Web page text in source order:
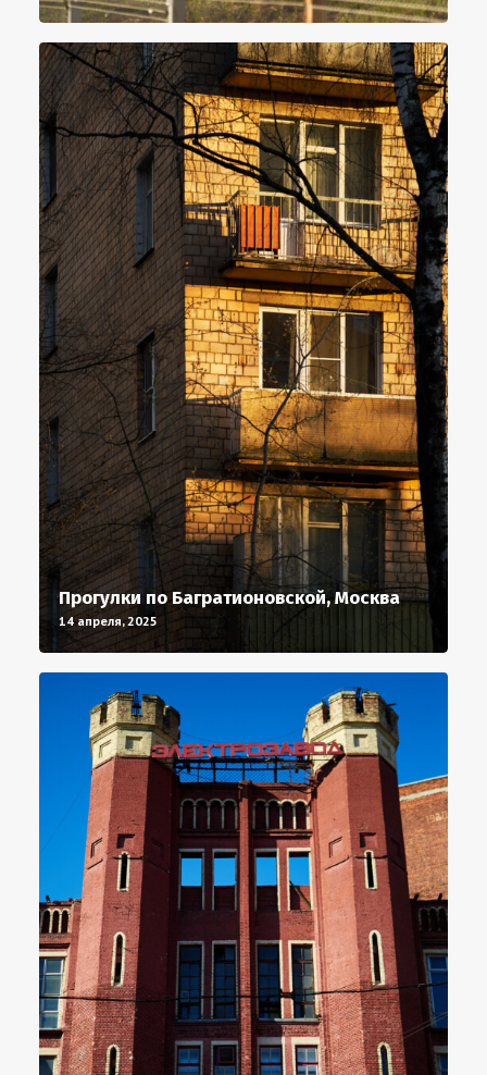
Прогулки по Багратионовской, Москва
14 апреля, 2025